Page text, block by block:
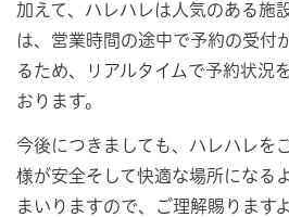
加えて、ハレハレは人気のある施
は、営業時間の途中で予約の受付
るため、リアルタイムで予約状況
おります。
今後につきましても、ハレハレを
様が安全そして快適な場所になる
まいりますので、ご理解賜ります